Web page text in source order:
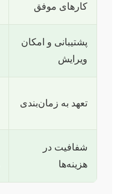
کارهای موفق
پشتیبانی و امکان
ویرایش
تعهد به زمان‌بندی
شفافیت در
هزینه‌ها